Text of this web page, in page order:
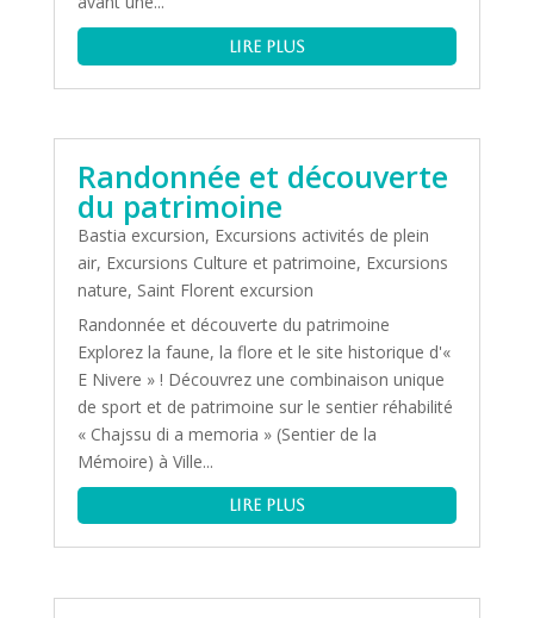
lire plus
Randonnée et découverte
du patrimoine
Bastia excursion, Excursions activités de plein
air, Excursions Culture et patrimoine, Excursions
nature, Saint Florent excursion
Randonnée et découverte du patrimoine
Explorez la faune, la flore et le site historique d'«
E Nivere » ! Découvrez une combinaison unique
de sport et de patrimoine sur le sentier réhabilité
« Chajssu di a memoria » (Sentier de la
Mémoire) à Ville...
lire plus